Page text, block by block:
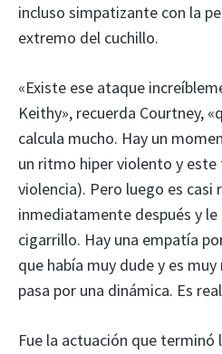
incluso simpatizante con la
extremo del cuchillo.
«Existe ese ataque
Keithy», recuerda Courtney,
calcula mucho. Hay un
un ritmo hiper violento y
violencia). Pero luego es casi
inmediatamente después y le
cigarrillo. Hay una empatía
que había muy dude y es
pasa por una dinámica. Es
Fue la actuación que terminó